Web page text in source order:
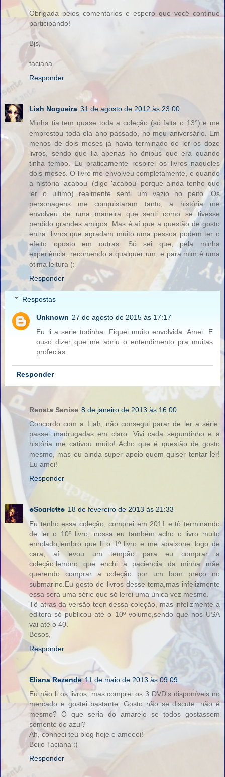
Obrigada pelos comentários e espero que você continue
participando!
Bjs,
taciana
Responder
Liah Nogueira 31 de agosto de 2012 às 23:00
Minha tia tem quase toda a coleção (só falta o 13°) e me
emprestou toda ela ano passado, no meu aniversário. Em
menos de dois meses já havia terminado de ler os doze
livros, sendo que lia apenas no ônibus que era quando
tinha tempo. Eu praticamente respirei os livros naqueles
dois meses. O livro me envolveu completamente, e quando
a história 'acabou' (digo 'acabou' porque ainda tenho que
ler o último) realmente senti um vazio no peito. Os
personagens me conquistaram tanto, a história me
envolveu de uma maneira que senti como se tivesse
perdido grandes amigos. Mas é aí que a questão de gosto
entra: livros que agradam muito uma pessoa podem ter o
efeito oposto em outras. Só sei que, pela minha
experiência, recomendo a qualquer um, e para mim é uma
ótima leitura (:
Responder
Respostas
Unknown 27 de agosto de 2015 às 17:17
Eu li a serie todinha. Fiquei muito envolvida. Amei. E
ouso dizer que me abriu o entendimento pra muitas
profecias.
Responder
Renata Senise 8 de janeiro de 2013 às 16:00
Concordo com a Liah, não consegui parar de ler a série,
passei madrugadas em claro. Vivi cada segundinho e a
história me cativou muito! Acho que é questão de gosto
mesmo, mas eu ainda super apoio quem quiser tentar ler!
Eu amei!
Responder
♣Scɑrłєŧŧ♣ 18 de fevereiro de 2013 às 21:33
Eu tenho essa coleção, comprei em 2011 e tô terminando
de ler o 10º livro, nossa eu também acho o livro muito
enrolado,lembro que li o 1º livro e me apaixonei logo de
cara, aí levou um tempão para eu comprar a
coleção,lembro que enchi a paciencia da minha mãe
querendo comprar a coleção por um bom preço no
submarino.Eu gosto de livros desse tema,mas infelizmente
essa será uma série que só lerei uma única vez mesmo.
Tô atras da versão teen dessa coleção, mas infelizmente a
editora só publicou até o 10º volume,sendo que nos USA
vai até o 40.
Besos,
Responder
Eliana Rezende 11 de maio de 2013 às 09:09
Eu não li os livros, mas comprei os 3 DVD's disponíveis no
mercado e gostei bastante. Gosto não se discute, não é
mesmo? O que seria do amarelo se todos gostassem
somente do azul?
Ah, conheci teu blog hoje e ameeei!
Beijo Taciana :)
Responder